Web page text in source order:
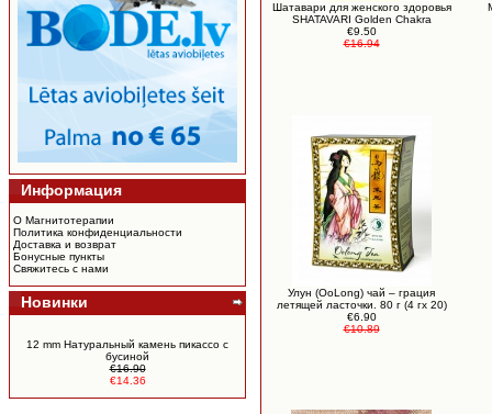
Информация
О Магнитотерапии
Политика конфиденциальности
Доставка и возврат
Бонусные пункты
Свяжитесь с нами
Новинки
12 mm Натуральный камень пикассо c
бусиной
€16.90
€14.36
Шатавари для женского здоровья
SHATAVARI Golden Chakra
€9.50
€16.94
Улун (OoLong) чай – грация
летящей ласточки. 80 г (4 гx 20)
€6.90
€10.89